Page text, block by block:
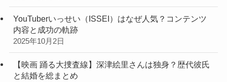
YouTuberいっせい（ISSEI）はなぜ人気？コンテンツ
内容と成功の軌跡
2025年10月2日
【映画 踊る大捜査線】深津絵里さんは独身？歴代彼氏
と結婚を総まとめ